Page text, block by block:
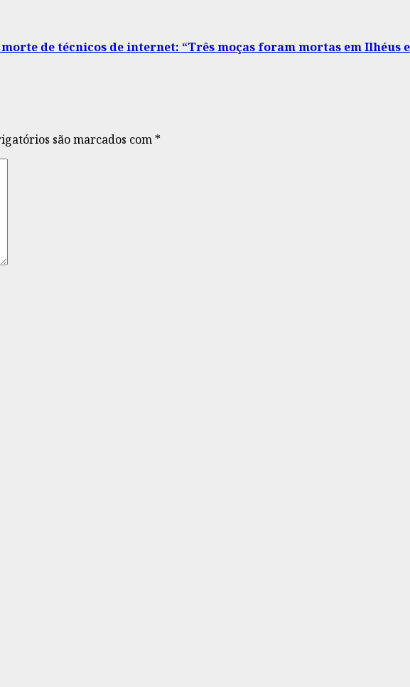
de técnicos de internet: “Três moças foram mortas em Ilhéus
são marcados com *